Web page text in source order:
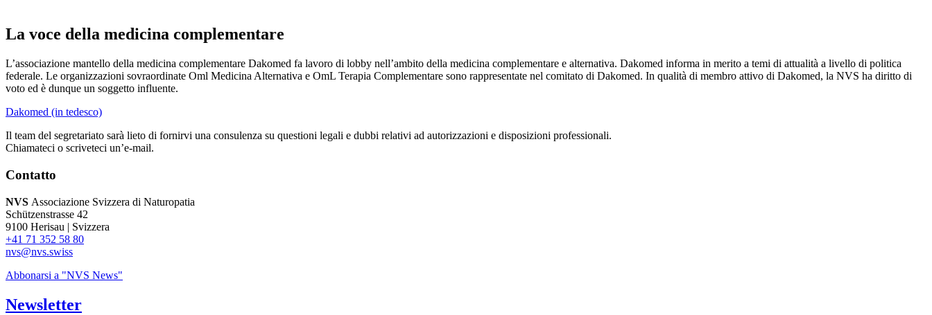
La voce della medicina complementare
L’associazione mantello della medicina complementare Dakomed fa lavoro di lobby nell’ambito della medicina complementare e alternativa. Dakomed informa in merito a temi di attualità a livello di politica
federale. Le organizzazioni sovraordinate Oml Medicina Alternativa e OmL Terapia Complementare sono rappresentate nel comitato di Dakomed. In qualità di membro attivo di Dakomed, la NVS ha diritto di
voto ed è dunque un soggetto influente.
Dakomed (in tedesco)
Il team del segretariato sarà lieto di fornirvi una consulenza su questioni legali e dubbi relativi ad autorizzazioni e disposizioni professionali.
Chiamateci o scriveteci un’e-mail.
Contatto
NVS Associazione Svizzera di Naturopatia
Schützenstrasse 42
9100 Herisau | Svizzera
+41 71 352 58 80
nvs@nvs.swiss
Abbonarsi a "NVS News"
Newsletter